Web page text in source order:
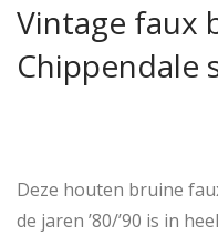
Vintage faux
Chippendale
Deze houten bruine
de jaren ’80/’90 is in